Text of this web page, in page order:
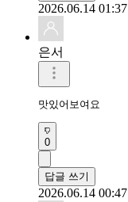
2026.06.14 01:37
은서
맛있어보여요
0
답글 쓰기
2026.06.14 00:47